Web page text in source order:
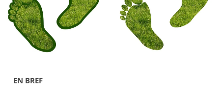
EN BREF